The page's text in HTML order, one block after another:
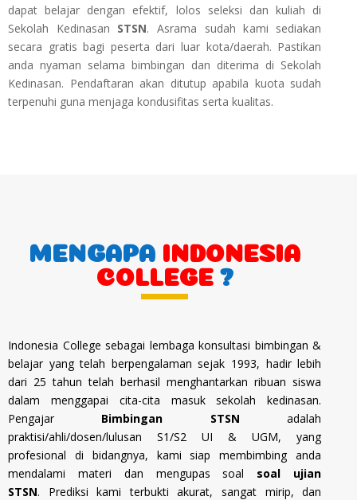
dapat belajar dengan efektif, lolos seleksi dan kuliah di
Sekolah Kedinasan STSN. Asrama sudah kami sediakan
secara gratis bagi peserta dari luar kota/daerah. Pastikan
anda nyaman selama bimbingan dan diterima di Sekolah
Kedinasan. Pendaftaran akan ditutup apabila kuota sudah
terpenuhi guna menjaga kondusifitas serta kualitas.
MENGAPA
INDONESIA
COLLEGE ?
Indonesia College sebagai lembaga konsultasi bimbingan &
belajar yang telah berpengalaman sejak 1993, hadir lebih
dari 25 tahun telah berhasil menghantarkan ribuan siswa
dalam menggapai cita-cita masuk sekolah kedinasan.
Pengajar Bimbingan STSNadalah
praktisi/ahli/dosen/lulusan S1/S2 UI & UGM, yang
profesional di bidangnya, kami siap membimbing anda
mendalami materi dan mengupas soal soal ujian
STSN. Prediksi kami terbukti akurat, sangat mirip, dan